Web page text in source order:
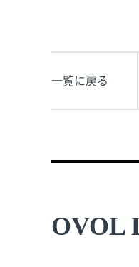
一覧に戻る
OVOL